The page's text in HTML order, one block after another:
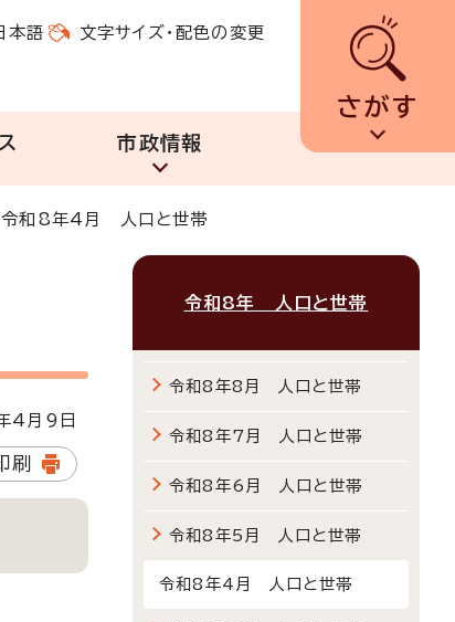
本語 文字サイズ・配色の変更
さがす
市政情報
令和8年4月 人口と世帯
4月9日
刷
令和8年 人口と世帯
令和8年8月 人口と世帯
令和8年7月 人口と世帯
令和8年6月 人口と世帯
令和8年5月 人口と世帯
令和8年4月 人口と世帯